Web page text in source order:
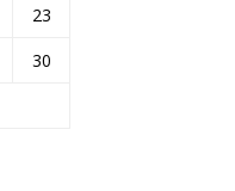
23
30